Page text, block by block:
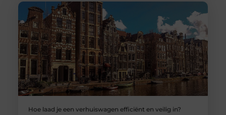
Hoe laad je een verhuiswagen efficiënt en veilig in?